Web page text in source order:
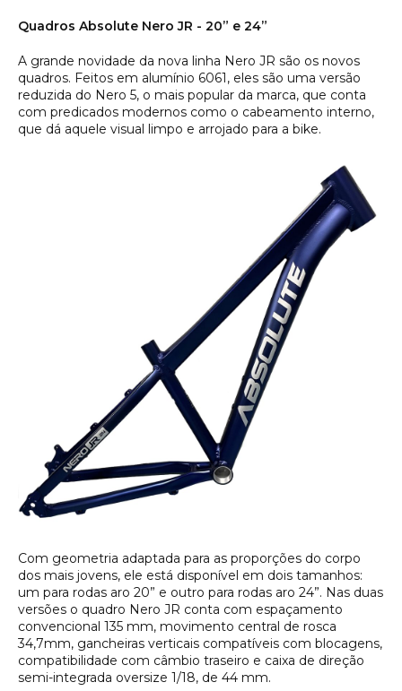
Quadros Absolute Nero JR - 20” e 24”
A grande novidade da nova linha Nero JR são os novos
quadros. Feitos em alumínio 6061, eles são uma versão
reduzida do Nero 5, o mais popular da marca, que conta
com predicados modernos como o cabeamento interno,
que dá aquele visual limpo e arrojado para a bike.
Com geometria adaptada para as proporções do corpo
dos mais jovens, ele está disponível em dois tamanhos:
um para rodas aro 20” e outro para rodas aro 24”. Nas duas
versões o quadro Nero JR conta com espaçamento
convencional 135 mm, movimento central de rosca
34,7mm, gancheiras verticais compatíveis com blocagens,
compatibilidade com câmbio traseiro e caixa de direção
semi-integrada oversize 1/18, de 44 mm.